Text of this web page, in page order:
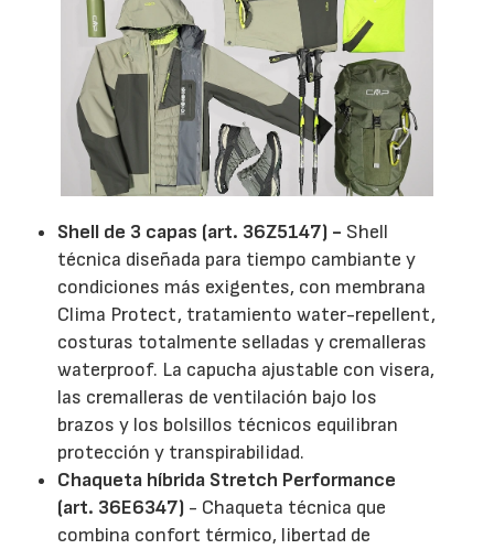
Shell de 3 capas (art. 36Z5147) - Shell
técnica diseñada para tiempo cambiante y
condiciones más exigentes, con membrana
Clima Protect, tratamiento water-repellent,
costuras totalmente selladas y cremalleras
waterproof. La capucha ajustable con visera,
las cremalleras de ventilación bajo los
brazos y los bolsillos técnicos equilibran
protección y transpirabilidad.
Chaqueta híbrida Stretch Performance
(art. 36E6347) - Chaqueta técnica que
combina confort térmico, libertad de